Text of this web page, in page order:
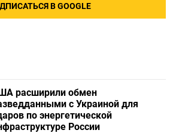
В GOOGLE
расширили обмен
с Украиной для
по энергетической
России